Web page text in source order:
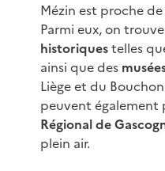
Mézin est proche
Parmi eux, on
historiquestelles
ainsi que des
Liège et du
peuvent
Régional de
plein air.